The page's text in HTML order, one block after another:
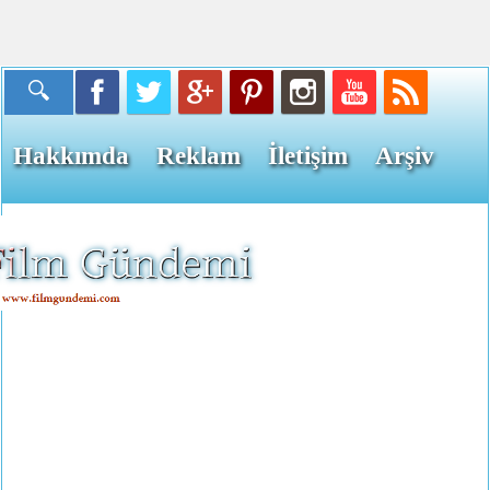
Hakkımda Reklam İletişim Arşiv